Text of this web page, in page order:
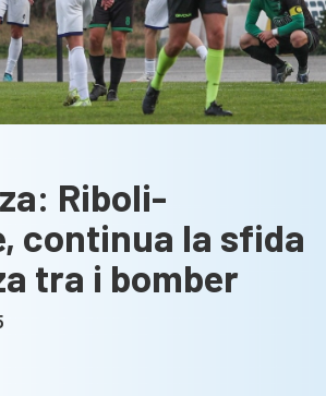
Riboli-
continua la sfida
tra i bomber